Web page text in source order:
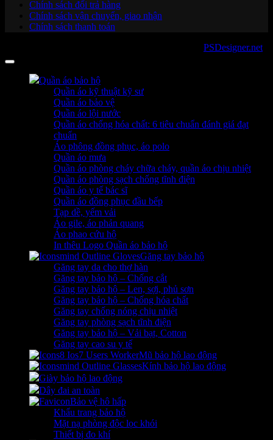
Chính sách đổi trả hàng
Chính sách vận chuyển, giao nhận
Chính sách thanh toán
PSDesigner.net
Quần áo bảo hộ
Quần áo kỹ thuật kỹ sư
Quần áo bảo vệ
Quần áo lội nước
Quần áo chống hóa chất: 6 tiêu chuẩn đánh giá đạt
chuẩn
Áo phông đồng phục, áo polo
Quần áo mưa
Quần áo phòng cháy chữa cháy, quần áo chịu nhiệt
Quần áo phòng sạch chống tĩnh điện
Quần áo y tế bác sĩ
Quần áo đồng phục đầu bếp
Tạp dề, yếm vải
Áo gile, áo phản quang
Áo phao cứu hộ
In thêu Logo Quần áo bảo hộ
Găng tay bảo hộ
Găng tay da cho thợ hàn
Găng tay bảo hộ – Chống cắt
Găng tay bảo hộ – Len, sợi, phủ sơn
Găng tay bảo hộ – Chống hóa chất
Găng tay chống nóng chịu nhiệt
Găng tay phòng sạch tĩnh điện
Găng tay bảo hộ – Vải bạt, Cotton
Găng tay cao su y tế
Mũ bảo hộ lao động
Kính bảo hộ lao động
Giày bảo hộ lao động
Dây đai an toàn
Bảo vệ hô hấp
Khẩu trang bảo hộ
Mặt nạ phòng độc lọc khói
Thiết bị đo khí